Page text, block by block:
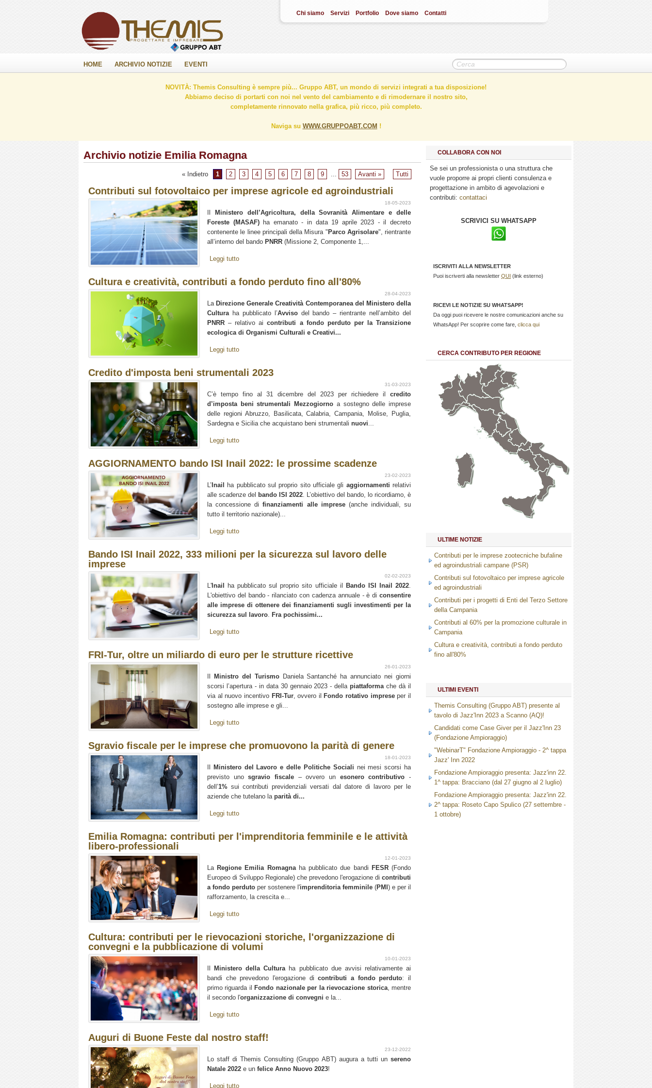
Chi siamo Servizi Portfolio Dove siamo Contatti
HOME ARCHIVIO NOTIZIE EVENTI
NOVITÀ: Themis Consulting è sempre più... Gruppo ABT, un mondo di servizi integrati a tua disposizione!
Abbiamo deciso di portarti con noi nel vento del cambiamento e di rimodernare il nostro sito,
completamente rinnovato nella grafica, più ricco, più completo.
Naviga su WWW.GRUPPOABT.COM !
Archivio notizie Emilia Romagna
« Indietro 1 2 3 4 5 6 7 8 9 ... 53 Avanti » Tutti
Contributi sul fotovoltaico per imprese agricole ed agroindustriali
18-05-2023
Ministero dell’Agricoltura, della Sovranità Alimentare e delle
Foreste (MASAF)ha emanato - in data 19 aprile 2023 - il decreto
contenente le linee principali della Misura " Parco Agrisolare", rientrante
all’interno del bando PNRR (Missione 2, Componente 1,...
Leggi tutto
Cultura e creatività, contributi a fondo perduto fino all'80%
28-04-2023
La Direzione Generale Creatività Contemporanea del Ministero della
Culturaha pubblicato l’Avvisodel bando – rientrante nell’ambito del
PNRR– relativo aicontributi a fondo perduto per la Transizione
ecologica di Organismi Culturali e Creativi...
Leggi tutto
Credito d'imposta beni strumentali 2023
31-03-2023
C’è tempo fino al 31 dicembre del 2023 per richiedere il credito
d’imposta beni strumentali
Mezzogiorno a sostegno delle imprese
delle regioni Abruzzo, Basilicata, Calabria, Campania, Molise, Puglia,
Sardegna e Sicilia che acquistano beni strumentali nuovi...
Leggi tutto
AGGIORNAMENTO bando ISI Inail 2022: le prossime scadenze
23-02-2023
L’ Inail ha pubblicato sul proprio sito ufficiale gli aggiornamenti relativi
alle scadenze del bando ISI 2022. L’obiettivo del bando, lo ricordiamo, è
la concessione difinanziamenti alle imprese(anche individuali, su
tutto il territorio nazionale)...
Leggi tutto
Bando ISI Inail 2022, 333 milioni per la sicurezza sul lavoro delle
imprese
02-02-2023
L' Inail ha pubblicato sul proprio sito ufficiale il Bando ISI Inail 2022.
L'obiettivo del bando - rilanciato con cadenza annuale - è di consentire
alle imprese di ottenere dei finanziamenti sugli investimenti per la
sicurezza sul lavoro. Fra pochissimi...
Leggi tutto
FRI-Tur, oltre un miliardo di euro per le strutture ricettive
26-01-2023
Ministro del TurismoDaniela Santanché ha annunciato nei giorni
scorsi l’apertura - in data 30 gennaio 2023 - dellapiattaformache dà il
via al nuovo incentivoFRI-Tur, ovvero il Fondo rotativo impreseper il
sostegno alle imprese e gli...
Leggi tutto
Sgravio fiscale per le imprese che promuovono la parità di genere
18-01-2023
Ministero del Lavoro e delle Politiche Sociali nei mesi scorsi ha
previsto unosgravio fiscale – ovvero un esonero contributivo -
dell’1% sui contributi previdenziali versati dal datore di lavoro per le
aziende che tutelano la parità di...
Leggi tutto
Emilia Romagna: contributi per l'imprenditoria femminile e le attività
libero-professionali
12-01-2023
La Regione Emilia Romagnaha pubblicato due bandi FESR(Fondo
Europeo di Sviluppo Regionale) che prevedono l'erogazione di contributi
a fondo perduto per sostenere l'imprenditoria femminile (PMI ) e per il
rafforzamento, la crescita e...
Leggi tutto
Cultura: contributi per le rievocazioni storiche, l'organizzazione di
convegni e la pubblicazione di volumi
10-01-2023
Ministero della Culturaha pubblicato due avvisi relativamente ai
bandi che prevedono l'erogazione dicontributi a fondo perduto: il
primo riguarda il
Fondo nazionale per la rievocazione storica, mentre
il secondo l'organizzazione di convegni e la...
Leggi tutto
Auguri di Buone Feste dal nostro staff!
23-12-2022
Lo staff di Themis Consulting (Gruppo ABT) augura a tutti un sereno
Natale 2022 e un felice Anno Nuovo 2023!
Leggi tutto
COLLABORA CON NOI
Se sei un professionista o una struttura che
vuole proporre ai propri clienti consulenza e
progettazione in ambito di agevolazioni e
contributi: contattaci
SCRIVICI SU WHATSAPP
ISCRIVITI ALLA NEWSLETTER
Puoi iscriverti alla newsletter QUI (link esterno)
RICEVI LE NOTIZIE SU WHATSAPP!
Da oggi puoi ricevere le nostre comunicazioni anche su
WhatsApp! Per scoprire come fare, clicca qui
CERCA CONTRIBUTO PER REGIONE
Abruzzo
Basilicata
Emilia Romagna
Friuli
Venezia
Giulia
Lombardia
Marche
Molise
Piemonte
Puglia
Trentino
Adige
Umbria
Valle
d'Aosta
ULTIME NOTIZIE
Contributi per le imprese zootecniche bufaline
ed agroindustriali campane (PSR)
Contributi sul fotovoltaico per imprese agricole
ed agroindustriali
Contributi per i progetti di Enti del Terzo Settore
della Campania
Contributi al 60% per la promozione culturale in
Campania
Cultura e creatività, contributi a fondo perduto
fino all'80%
ULTIMI EVENTI
Themis Consulting (Gruppo ABT) presente al
tavolo di Jazz'Inn 2023 a Scanno (AQ)!
Candidati come Case Giver per il Jazz'Inn 23
(Fondazione Ampioraggio)
"WebinarT" Fondazione Ampioraggio - 2^ tappa
Jazz' Inn 2022
Fondazione Ampioraggio presenta: Jazz'inn 22.
1^ tappa: Bracciano (dal 27 giugno al 2 luglio)
Fondazione Ampioraggio presenta: Jazz'inn 22.
2^ tappa: Roseto Capo Spulico (27 settembre -
1 ottobre)